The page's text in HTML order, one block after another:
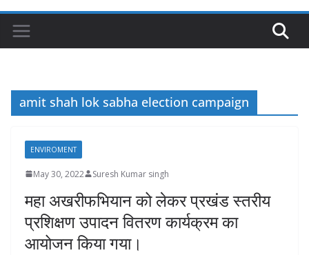
amit shah lok sabha election campaign
ENVIROMENT
May 30, 2022 Suresh Kumar singh
महा अखरीफभियान को लेकर प्रखंड स्तरीय
प्रशिक्षण उपादन वितरण कार्यक्रम का
आयोजन किया गया।